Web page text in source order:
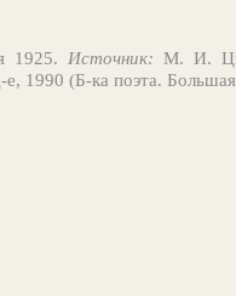
1925. Источник: М. И.
е, 1990 (Б-ка поэта.